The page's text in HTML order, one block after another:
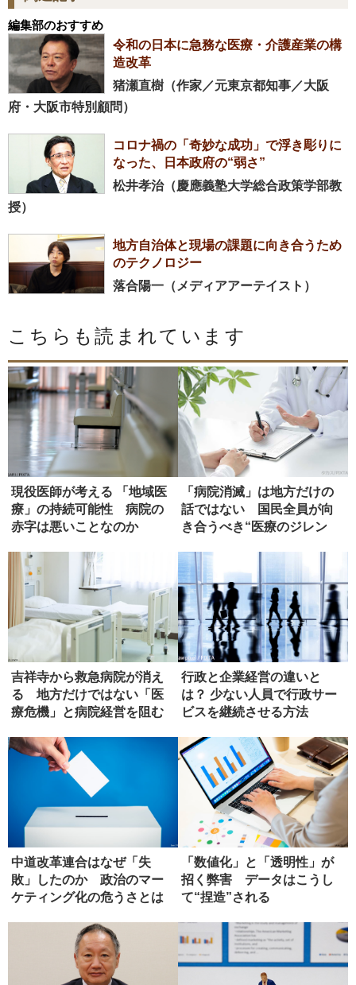
編集部のおすすめ
令和の日本に急務な医療・介護産業の構
造改革
猪瀬直樹（作家／元東京都知事／大阪
府・大阪市特別顧問）
コロナ禍の「奇妙な成功」で浮き彫りに
なった、日本政府の“弱さ”
松井孝治（慶應義塾大学総合政策学部教
授）
地方自治体と現場の課題に向き合うため
のテクノロジー
落合陽一（メディアアーテイスト）
こちらも読まれています
現役医師が考える 「地域医
療」の持続可能性 病院の
赤字は悪いことなのか
「病院消滅」は地方だけの
話ではない 国民全員が向
き合うべき“医療のジレン
吉祥寺から救急病院が消え
る 地方だけではない「医
療危機」と病院経営を阻む
行政と企業経営の違いと
は？ 少ない人員で行政サー
ビスを継続させる方法
中道改革連合はなぜ「失
敗」したのか 政治のマー
ケティング化の危うさとは
「数値化」と「透明性」が
招く弊害 データはこうし
て“捏造”される